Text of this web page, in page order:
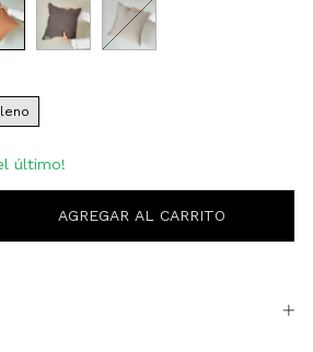
último!